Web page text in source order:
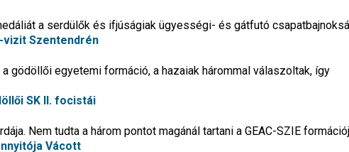
a serdülők és ifjúságiak ügyességi- és gátfutó
vizit Szentendrén
gödöllői egyetemi formáció, a hazaiak hárommal válaszoltak, így
SK II. focistái
Nem tudta a három pontot magánál tartani a GEAC-SZIE
Vácott